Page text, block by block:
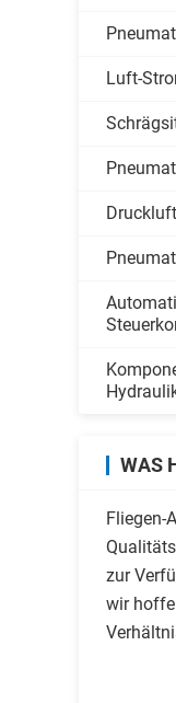
Luft-
WAS
Fliegen-
zur
wir